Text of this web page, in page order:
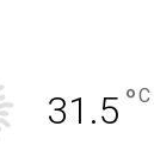
31.5 °C